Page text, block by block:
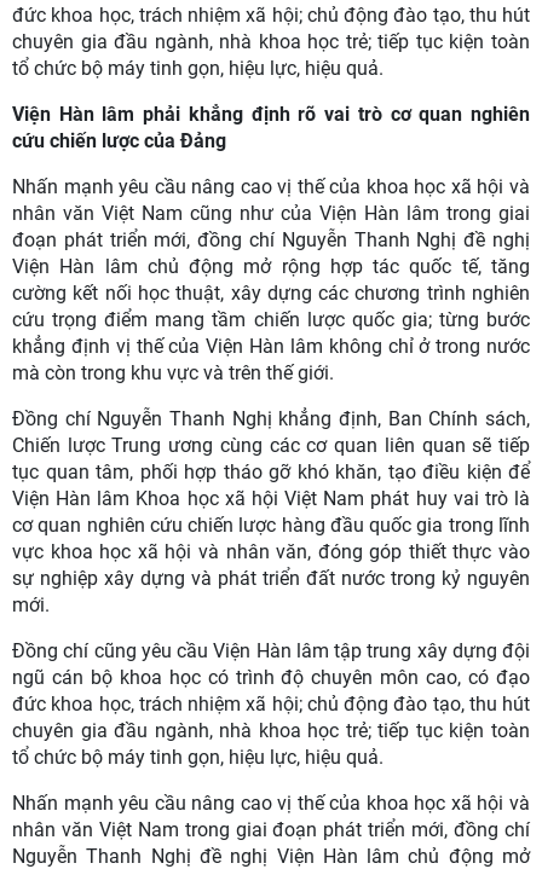
đức khoa học, trách nhiệm xã hội; chủ động đào tạo, thu hút
chuyên gia đầu ngành, nhà khoa học trẻ; tiếp tục kiện toàn
tổ chức bộ máy tinh gọn, hiệu lực, hiệu quả.
Viện Hàn lâm phải khẳng định rõ vai trò cơ quan nghiên
cứu chiến lược của Đảng
Nhấn mạnh yêu cầu nâng cao vị thế của khoa học xã hội và
nhân văn Việt Nam cũng như của Viện Hàn lâm trong giai
đoạn phát triển mới, đồng chí Nguyễn Thanh Nghị đề nghị
Viện Hàn lâm chủ động mở rộng hợp tác quốc tế, tăng
cường kết nối học thuật, xây dựng các chương trình nghiên
cứu trọng điểm mang tầm chiến lược quốc gia; từng bước
khẳng định vị thế của Viện Hàn lâm không chỉ ở trong nước
mà còn trong khu vực và trên thế giới.
Đồng chí Nguyễn Thanh Nghị khẳng định, Ban Chính sách,
Chiến lược Trung ương cùng các cơ quan liên quan sẽ tiếp
tục quan tâm, phối hợp tháo gỡ khó khăn, tạo điều kiện để
Viện Hàn lâm Khoa học xã hội Việt Nam phát huy vai trò là
cơ quan nghiên cứu chiến lược hàng đầu quốc gia trong lĩnh
vực khoa học xã hội và nhân văn, đóng góp thiết thực vào
sự nghiệp xây dựng và phát triển đất nước trong kỷ nguyên
mới.
Đồng chí cũng yêu cầu Viện Hàn lâm tập trung xây dựng đội
ngũ cán bộ khoa học có trình độ chuyên môn cao, có đạo
đức khoa học, trách nhiệm xã hội; chủ động đào tạo, thu hút
chuyên gia đầu ngành, nhà khoa học trẻ; tiếp tục kiện toàn
tổ chức bộ máy tinh gọn, hiệu lực, hiệu quả.
Nhấn mạnh yêu cầu nâng cao vị thế của khoa học xã hội và
nhân văn Việt Nam trong giai đoạn phát triển mới, đồng chí
Nguyễn Thanh Nghị đề nghị Viện Hàn lâm chủ động mở